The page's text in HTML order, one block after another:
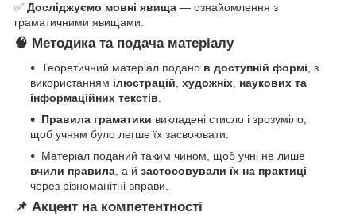
✅ Досліджуємо мовні явища — ознайомлення з
граматичними явищами.
🧠 Методика та подача матеріалу
Теоретичний матеріал подано в доступній формі , з
використанням ілюстрацій художніх наукових та
інформаційних текстів
Правила граматики викладені стисло і зрозуміло,
щоб учням було легше їх засвоювати.
Матеріал поданий таким чином, щоб учні не лише
вчили правила , а й застосовували їх на практиці
через різноманітні вправи.
📌 Акцент на компетентності